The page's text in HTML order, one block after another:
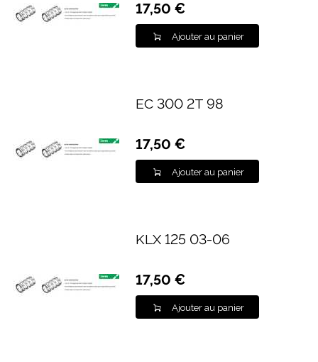
17,50 €
Ajouter au panier
EC 300 2T 98
17,50 €
Ajouter au panier
KLX 125 03-06
17,50 €
Ajouter au panier